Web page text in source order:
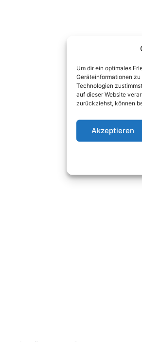
Um dir ein optimales
Geräteinformationen
Technologien
auf dieser Website
zurückziehst, können
Akzeptieren